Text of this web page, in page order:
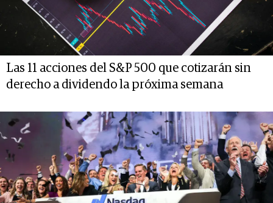
Las 11 acciones del S&P 500 que cotizarán sin
derecho a dividendo la próxima semana